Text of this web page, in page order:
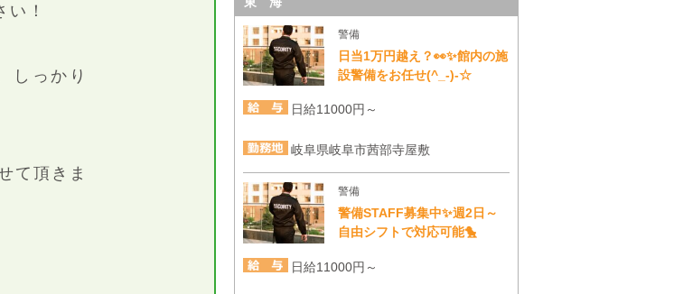
！
しっかり
て頂きま
警備
日当1万円越え？👀✨館内の施
設警備をお任せ(^_-)-☆
日給11000円～
岐阜県岐阜市茜部寺屋敷
警備
警備STAFF募集中✨週2日～
自由シフトで対応可能🐤
日給11000円～